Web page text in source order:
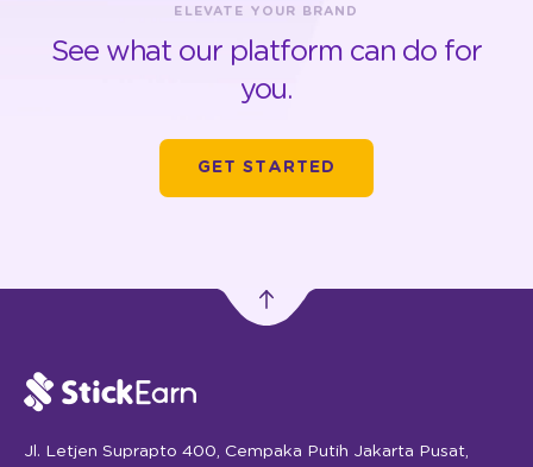
ELEVATE YOUR BRAND
See what our platform can do for
you.
GET STARTED
Jl. Letjen Suprapto 400, Cempaka Putih Jakarta Pusat,